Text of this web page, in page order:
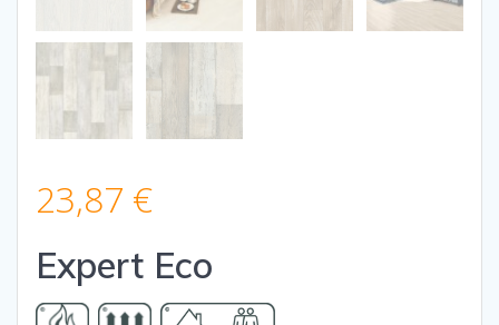
23,87 €
Expert Eco